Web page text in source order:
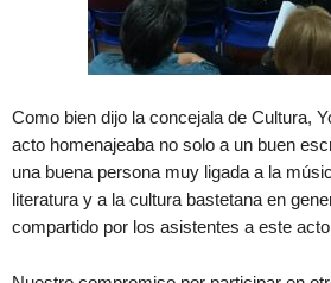
Como bien dijo la concejala de Cultura,
acto homenajeaba no solo a un buen
una buena persona muy ligada a la
literatura y a la cultura bastetana en
compartido por los asistentes a este